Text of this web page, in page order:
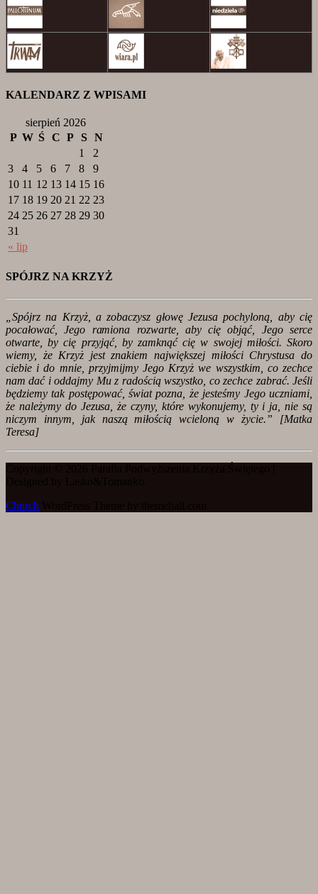
KALENDARZ Z WPISAMI
sierpień 2026
P W Ś C P S N
« lip
1
2
3
4 5 6 7 8
9
10 11 12 13 14 15 16
17 18 19 20 21 22 23
24 25 26 27 28 29 30
31
SPÓJRZ NA KRZYŻ
„Spójrz na Krzyż, a zobaczysz głowę Jezusa pochyloną, aby cię
pocałować, Jego ramiona rozwarte, aby cię objąć, Jego serce
otwarte, by cię przyjąć, by zamknąć cię w swojej miłości. Skoro
wiemy, że Krzyż jest znakiem największej miłości Chrystusa do
ciebie i do mnie, przyjmijmy Jego Krzyż we wszystkim, co zechce
nam dać i oddajmy Mu z radością wszystko, co zechce zabrać. Jeśli
będziemy tak postępować, świat pozna, że jesteśmy Jego uczniami,
że należymy do Jezusa, że czyny, które wykonujemy, ty i ja, nie są
niczym innym, jak naszą miłością wcieloną w życie.” [Matka
Teresa]
Church